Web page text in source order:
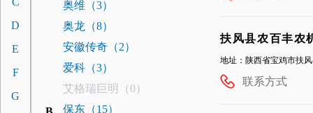
D
E
F
G
奥维（3）
奥龙（8）
安徽传奇（2）
爱科（3）
艾格瑞巨明（0）
保东（15）
扶风县农百丰农
地址：陕西省宝鸡市扶
联系方式